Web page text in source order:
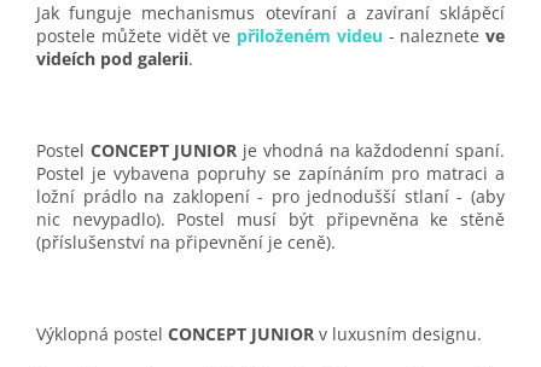
Jak funguje mechanismus otevíraní a zavíraní sklápěcí
postele můžete vidět ve přiloženém videu - naleznete ve
videích pod galerii.
Postel CONCEPT JUNIOR je vhodná na každodenní spaní.
Postel je vybavena popruhy se zapínáním pro matraci a
ložní prádlo na zaklopení - pro jednodušší stlaní - (aby
nic nevypadlo). Postel musí být připevněna ke stěně
(příslušenství na připevnění je ceně).
Výklopná postel CONCEPT JUNIOR v luxusním designu.